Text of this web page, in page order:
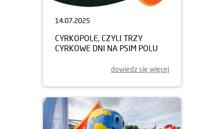
14.07.2025
CYRKOPOLE, CZYLI TRZY
CYRKOWE DNI NA PSIM POLU
dowiedz się więcej